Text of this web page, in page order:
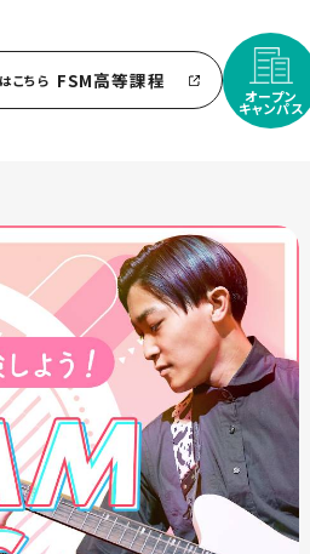
こちら FSM高等課程
オープン
キャンパス